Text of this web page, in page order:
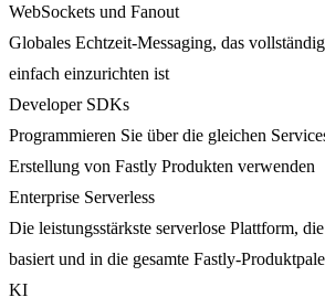
WebSockets und Fanout
Globales Echtzeit-Messaging, das
einfach einzurichten ist
Developer SDKs
Programmieren Sie über die gleichen
Erstellung von Fastly Produkten verwenden
Enterprise Serverless
Die leistungsstärkste serverlose Plattform,
basiert und in die gesamte Fastly-
KI